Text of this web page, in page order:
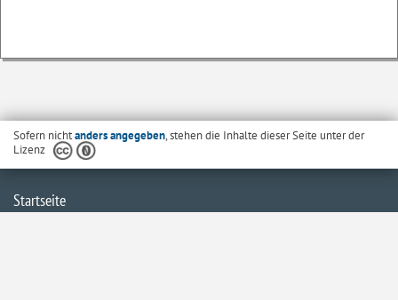
Sofern nichtanders angegeben, stehen die Inhalte dieser Seite unter der
Lizenz
Startseite